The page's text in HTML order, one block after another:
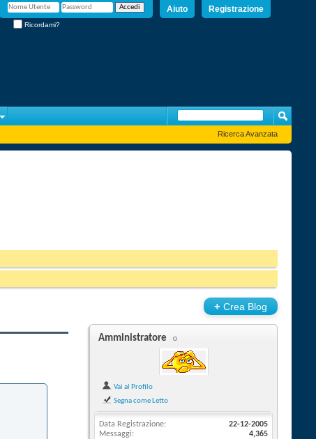
Registrazione
Aiuto
Ricordami?
Ricerca Avanzata
+ Crea Blog
Amministratore
Vai al Profilo
Segna come Letto
Data Registrazione
22-12-2005
Messaggi
4,365